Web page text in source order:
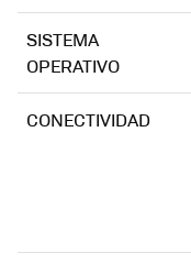
SISTEMA
OPERATIVO
CONECTIVIDAD